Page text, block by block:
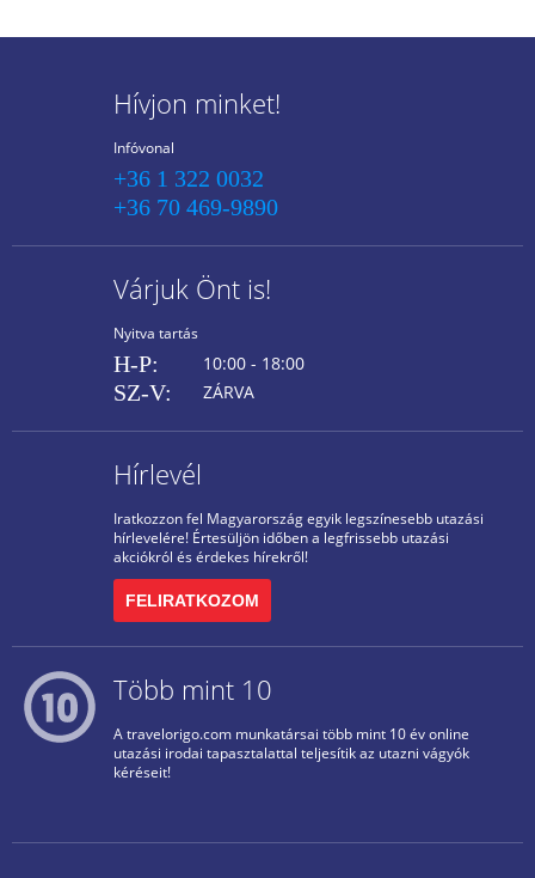
Hívjon minket!
Infóvonal
+36 1 322 0032
+36 70 469-9890
Várjuk Önt is!
Nyitva tartás
H-P: 10:00 - 18:00
SZ-V: ZÁRVA
Hírlevél
Iratkozzon fel Magyarország egyik legszínesebb utazási
hírlevelére! Értesüljön időben a legfrissebb utazási
akciókról és érdekes hírekről!
FELIRATKOZOM
Több mint 10
A travelorigo.com munkatársai több mint 10 év online
utazási irodai tapasztalattal teljesítik az utazni vágyók
kéréseit!